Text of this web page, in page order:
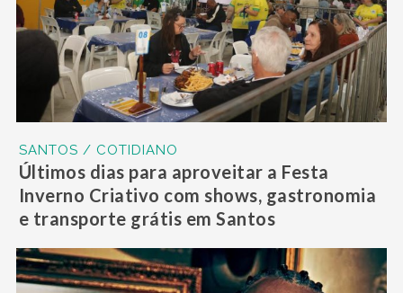
SANTOS / COTIDIANO
Últimos dias para aproveitar a Festa
Inverno Criativo com shows, gastronomia
e transporte grátis em Santos